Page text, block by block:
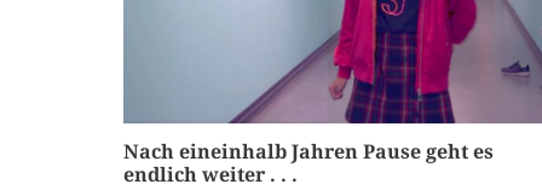
Nach eineinhalb Jahren Pause geht es
endlich weiter . . .